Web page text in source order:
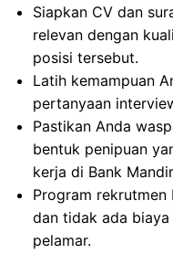
Siapkan CV dan
relevan dengan
posisi tersebut.
Latih kemampuan
pertanyaan
Pastikan Anda
bentuk penipuan
kerja di Bank
Program
dan tidak ada
pelamar.